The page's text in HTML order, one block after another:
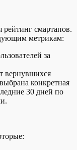
рейтинг смартапов.
метрикам:
за
вернувшихся
конкретная
30 дней по